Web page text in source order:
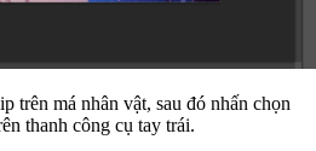
trên má nhân vật, sau đó nhấn chọn
thanh công cụ tay trái.